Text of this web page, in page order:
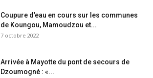
Coupure d’eau en cours sur les communes
de Koungou, Mamoudzou et...
7 octobre 2022
Arrivée à Mayotte du pont de secours de
Dzoumogné : «...